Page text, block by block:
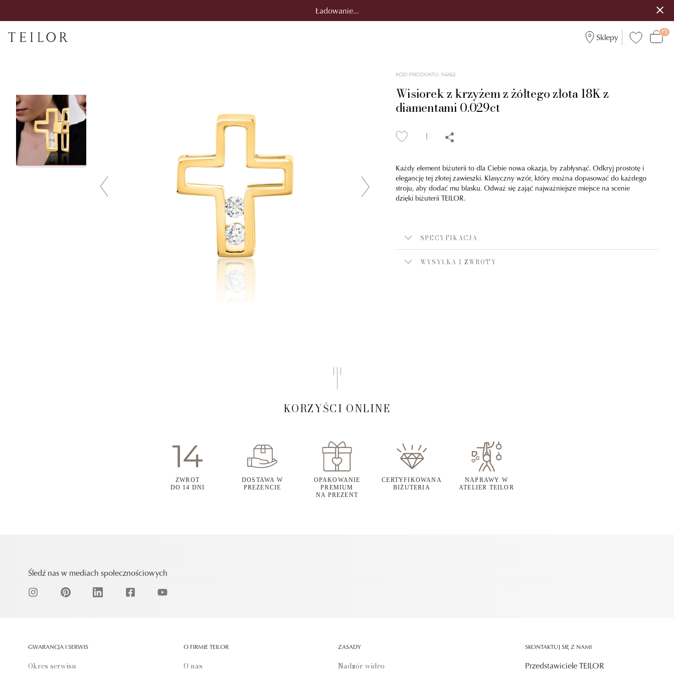
Ładowanie...
Sklepy
KOD PRODUKTU: 54262
Wisiorek z krzyżem z żółtego złota 18K z
diamentami 0.029ct
Każdy element biżuterii to dla Ciebie nowa okazja, by zabłysnąć. Odkryj prostotę i
elegancję tej złotej zawieszki. Klasyczny wzór, który można dopasować do każdego
stroju, aby dodać mu blasku. Odważ się zająć najważniejsze miejsce na scenie
dzięki biżuterii TEILOR.
SPECYFIKACJA
WYSYŁKA I ZWROTY
KORZYŚCI ONLINE
ZWROT
DO 14 DNI
DOSTAWA W
PREZENCIE
OPAKOWANIE
PREMIUM
NA PREZENT
CERTYFIKOWANA
BIŻUTERIA
NAPRAWY W
ATELIER TEILOR
Śledź nas w mediach społecznościowych
GWARANCJA I SERWIS
Okres serwisu
O FIRMIE TEILOR
O nas
ZASADY
Nadzór wideo
SKONTAKTUJ SIĘ Z NAMI
Przedstawiciele TEILOR